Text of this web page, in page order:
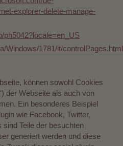
explorer-delete-manage-
ph5042?locale=en_US
Windows/1781/it/
können sowohl Cookies
der Webseite als auch von
Ein besonderes Beispiel
wie Facebook, Twitter,
Teile der besuchten
generiert werden und diese